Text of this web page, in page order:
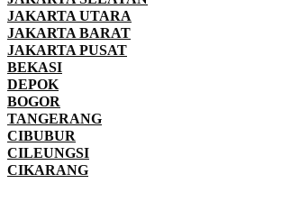
JAKARTA UTARA
JAKARTA BARAT
JAKARTA PUSAT
BEKASI
DEPOK
BOGOR
TANGERANG
CIBUBUR
CILEUNGSI
CIKARANG